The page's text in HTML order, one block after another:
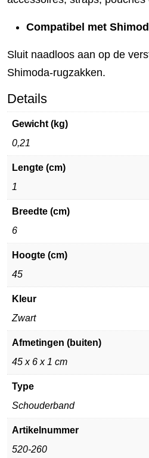
Compatibel met
Sluit naadloos aan op de
Shimoda-rugzakken.
Details
Gewicht (kg)
0,21
Lengte (cm)
1
Breedte (cm)
6
Hoogte (cm)
45
Kleur
Zwart
Afmetingen (buiten)
45 x 6 x 1 cm
Type
Schouderband
Artikelnummer
520-260